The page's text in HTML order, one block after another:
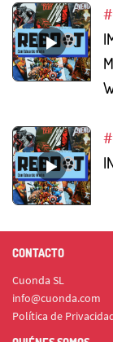
CONTACTO
Cuonda SL
info@cuonda.com
Política de